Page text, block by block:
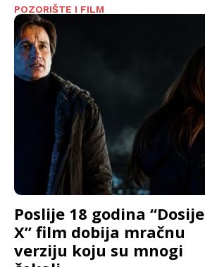
POZORIŠTE I FILM
Poslije 18 godina “Dosije
X” film dobija mračnu
verziju koju su mnogi